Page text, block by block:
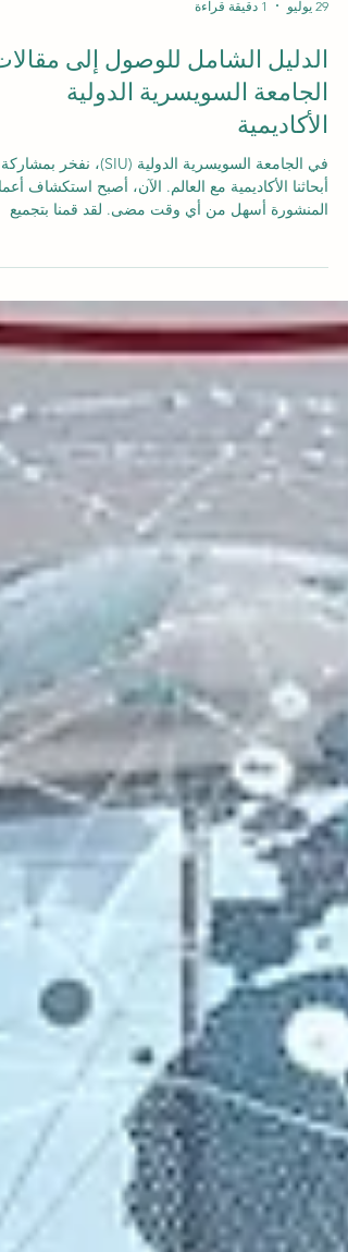
الدليل الشامل للوصول إلى
الجامعة السويسرية الدولية
الأكاديمية
في الجامعة السويسرية الدولية (SIU)، نفخر بمشاركة
أبحاثنا الأكاديمية مع العالم. الآن، أصبح استكشاف
قائمة شاملة بالمقالات البحثية الخاصة بالجامعة
هذه المنصة واحدة من أكثر قواعد البيانات الموثوقة
للأوراق الأكاديمية عالية الجودة والمراجعة من قبل
النظراء. عندما يُدرج مقال هنا، فهذا يعني أنه يلبي
صارمة للقيمة العلمية والتميز. سواء كنت طالباً، أو
هيئة تدريس، أو باحثاً عالم